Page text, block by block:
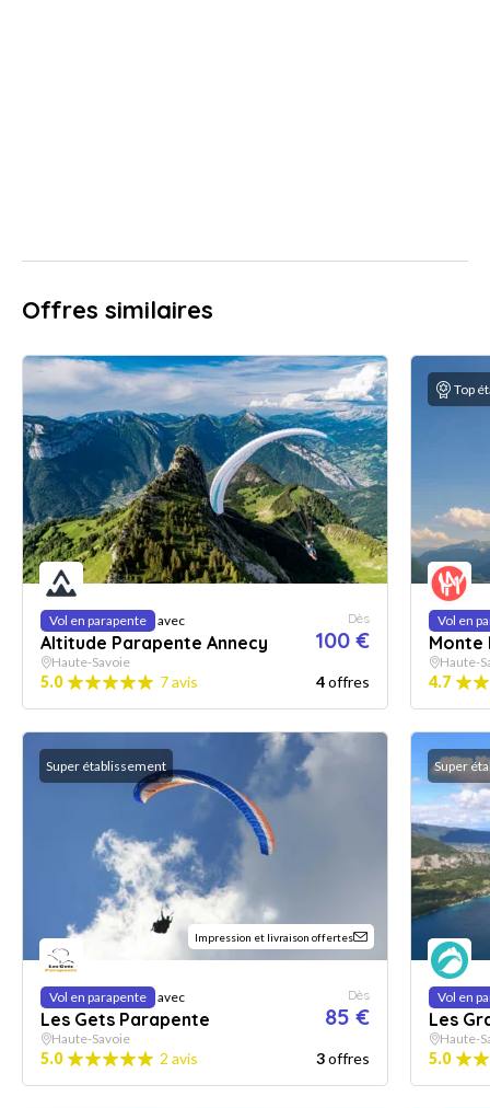
Offres similaires
Vol en parapente avec
Altitude Parapente Annecy
Dès
100 €
Haute-Savoie
5.0 7 avis 4offres
Top
Vol en
Monte
Haute-
4.7
Super établissement
Impression et livraison offertes
Vol en parapente avec
Les Gets Parapente
Dès
85 €
Haute-Savoie
5.0 2 avis 3offres
Super
Vol en
Les
Haute-
5.0